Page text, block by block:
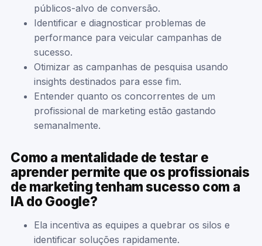
públicos-alvo de conversão.
Identificar e diagnosticar problemas de
performance para veicular campanhas de
sucesso.
Otimizar as campanhas de pesquisa usando
insights destinados para esse fim.
Entender quanto os concorrentes de um
profissional de marketing estão gastando
semanalmente.
Como a mentalidade de testar e
aprender permite que os profissionais
de marketing tenham sucesso com a
IA do Google?
Ela incentiva as equipes a quebrar os silos e
identificar soluções rapidamente.